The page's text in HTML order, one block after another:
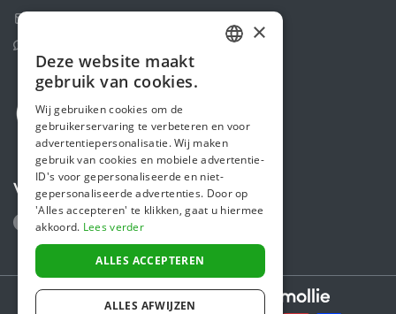
Volg ons
Secure payments powered by
ENGLISH
×
Deze website maakt
gebruik van cookies.
Wij gebruiken cookies om de
gebruikerservaring te verbeteren en voor
advertentiepersonalisatie. Wij maken
gebruik van cookies en mobiele advertentie-
ID's voor gepersonaliseerde en niet-
gepersonaliseerde advertenties. Door op
'Alles accepteren' te klikken, gaat u hiermee
akkoord. Lees verder
ALLES ACCEPTEREN
ALLES AFWIJZEN